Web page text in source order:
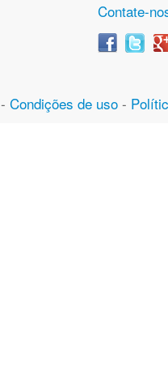
Contate-
- Condições de uso -